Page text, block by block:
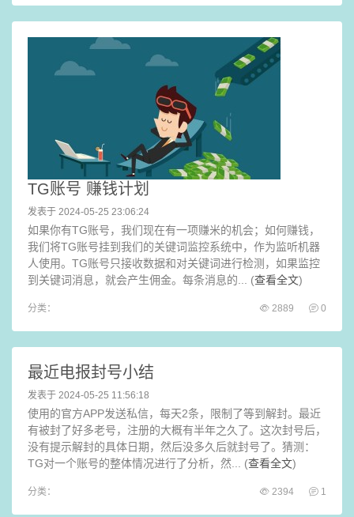
TG账号 赚钱计划
发表于 2024-05-25 23:06:24
如果你有TG账号，我们现在有一项赚米的机会；如何赚钱，
我们将TG账号挂到我们的关键词监控系统中，作为监听机器
人使用。TG账号只接收数据和对关键词进行检测，如果监控
到关键词消息，就会产生佣金。每条消息的... (查看全文)
分类： 2889 0
最近电报封号小结
发表于 2024-05-25 11:56:18
使用的官方APP发送私信，每天2条，限制了等到解封。最近
有被封了好多老号，注册的大概有半年之久了。这次封号后，
没有提示解封的具体日期，然后没多久后就封号了。猜测：
TG对一个账号的整体情况进行了分析，然... (查看全文)
分类： 2394 1